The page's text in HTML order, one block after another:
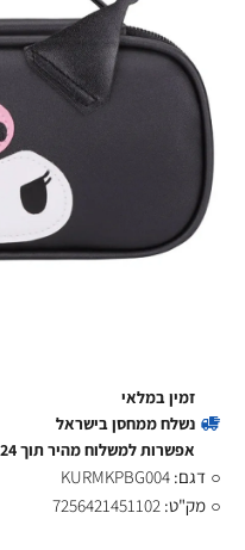
זמין במלאי
נשלח ממחסן בישראל
אפשרות למשלוח מהיר תוך 24 שעות באזורים נבחרים
דגם: KURMKPBG004
מק"ט: 7256421451102